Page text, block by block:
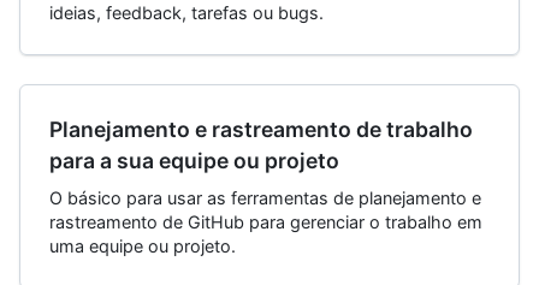
ideias, feedback, tarefas ou bugs.
Planejamento e rastreamento de trabalho
para a sua equipe ou projeto
O básico para usar as ferramentas de planejamento e
rastreamento de GitHub para gerenciar o trabalho em
uma equipe ou projeto.